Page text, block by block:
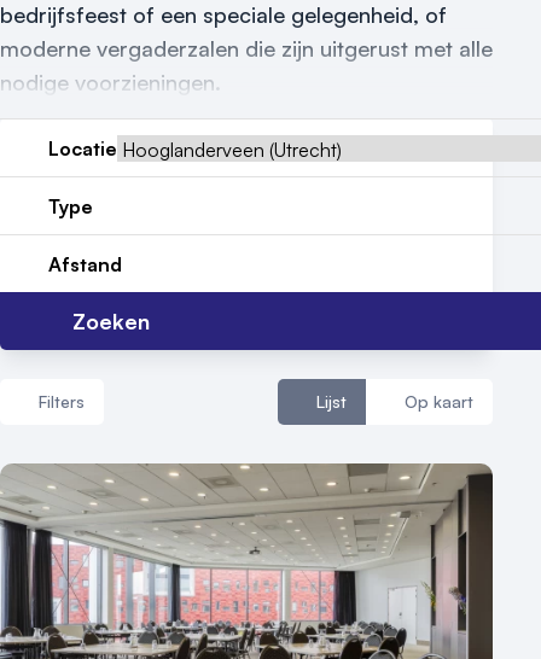
Vraag locatie aan
Locatiegids
Nieuws
bedrijfsfeest of een speciale gelegenheid, of
moderne vergaderzalen die zijn uitgerust met alle
nodige voorzieningen.
Locatie
Type
Afstand
Zoeken
Filters Lijst Op kaart
Aantal zalen
1 - 5 zalen
6 - 10 zalen
10 of meer zalen
Aantal personen